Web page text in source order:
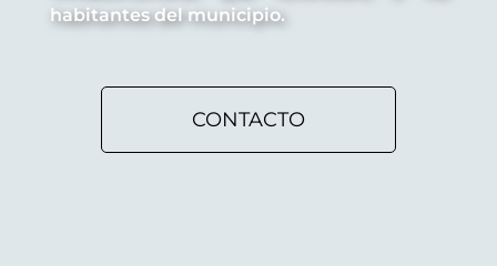
habitantes del municipio.
CONTACTO